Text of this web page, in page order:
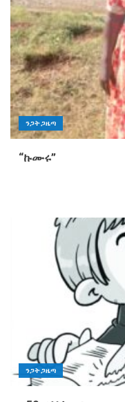
ንጋት ጋዜጣ
“ኩሙሩ”
ንጋት ጋዜጣ